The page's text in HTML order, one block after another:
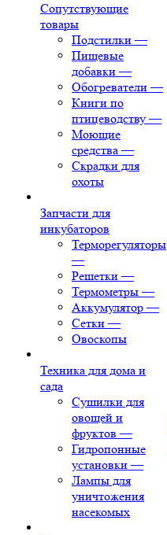
Сопутствующие
товары
Подстилки —
Пищевые
добавки —
Обогреватели —
Книги по
птицеводству —
Моющие
средства —
Скрадки для
охоты
Запчасти для
инкубаторов
Терморегуляторы
—
Решетки —
Термометры —
Аккумулятор —
Сетки —
Овоскопы
Техника для дома и
сада
Сушилки для
овощей и
фруктов —
Гидропонные
установки —
Лампы для
уничтожения
насекомых